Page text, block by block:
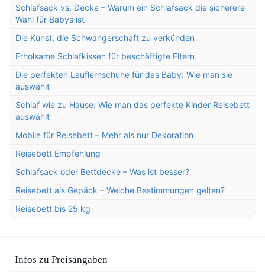
Schlafsack vs. Decke – Warum ein Schlafsack die sicherere
Wahl für Babys ist
Die Kunst, die Schwangerschaft zu verkünden
Erholsame Schlafkissen für beschäftigte Eltern
Die perfekten Lauflernschuhe für das Baby: Wie man sie
auswählt
Schlaf wie zu Hause: Wie man das perfekte Kinder Reisebett
auswählt
Mobile für Reisebett – Mehr als nur Dekoration
Reisebett Empfehlung
Schlafsack oder Bettdecke – Was ist besser?
Reisebett als Gepäck – Welche Bestimmungen gelten?
Reisebett bis 25 kg
Infos zu Preisangaben